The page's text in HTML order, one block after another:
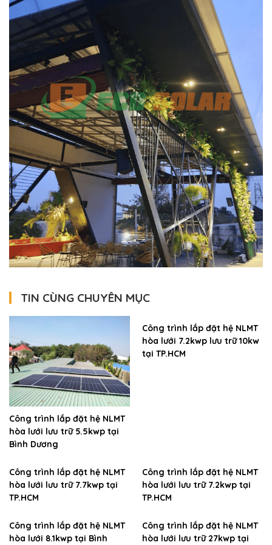
TIN CÙNG CHUYÊN MỤC
Công trình lắp đặt hệ NLMT
hòa lưới lưu trữ 5.5kwp tại
Bình Dương
Công trình lắp đặt hệ NLMT
hòa lưới 7.2kwp lưu trữ 10kw
tại TP.HCM
Công trình lắp đặt hệ NLMT
hòa lưới lưu trữ 7.7kwp tại
TP.HCM
Công trình lắp đặt hệ NLMT
hòa lưới lưu trữ 7.2kwp tại
TP.HCM
Công trình lắp đặt hệ NLMT
hòa lưới 8.1kwp tại Bình
Công trình lắp đặt hệ NLMT
hòa lưới lưu trữ 27kwp tại